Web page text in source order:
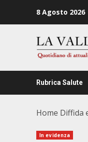
8 Agosto 2026
Rubrica Salute
Home Diffida
In evidenza